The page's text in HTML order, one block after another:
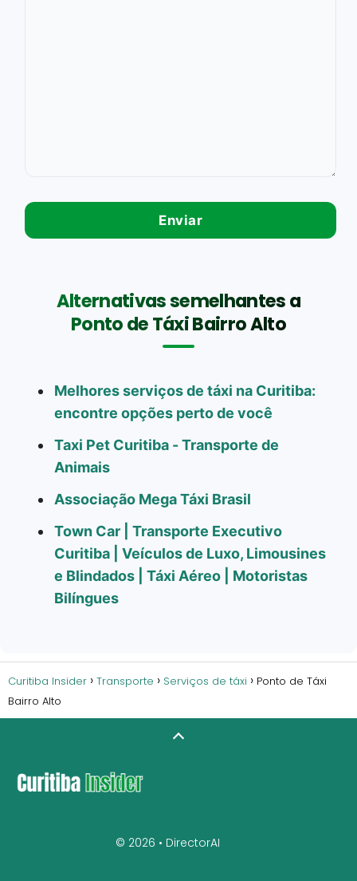
Alternativas semelhantes a
Ponto de Táxi Bairro Alto
Melhores serviços de táxi na Curitiba:
encontre opções perto de você
Taxi Pet Curitiba - Transporte de
Animais
Associação Mega Táxi Brasil
Town Car | Transporte Executivo
Curitiba | Veículos de Luxo, Limousines
e Blindados | Táxi Aéreo | Motoristas
Bilíngues
Curitiba Insider Transporte Serviços de táxi
Ponto de Táxi
Bairro Alto
© 2026 • DirectorAI